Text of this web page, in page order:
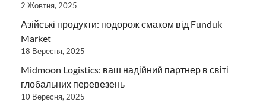
2 Жовтня, 2025
Азійські продукти: подорож смаком від Funduk
Market
18 Вересня, 2025
Midmoon Logistics: ваш надійний партнер в світі
глобальних перевезень
10 Вересня, 2025